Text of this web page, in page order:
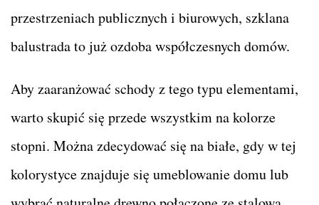
przestrzeniach publicznych i biurowych, szklana
balustrada to już ozdoba współczesnych domów.
Aby zaaranżować schody z tego typu elementami,
warto skupić się przede wszystkim na kolorze
stopni. Można zdecydować się na białe, gdy w tej
kolorystyce znajduje się umeblowanie domu lub